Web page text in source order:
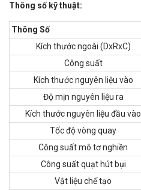
Thông số kỹ thuật:
Thông Số
Kích thước ngoài (DxRxC)
Công suất
Kích thước nguyên liệu vào
Độ mịn nguyên liệu ra
Kích thước nguyên liệu đầu vào
Tốc độ vòng quay
Công suất mô tơ nghiền
Công suất quạt hút bụi
Vật liệu chế tạo